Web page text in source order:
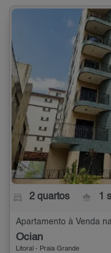
2 quartos 1
Apartamento à Venda
Ocian
Litoral - Praia Grande